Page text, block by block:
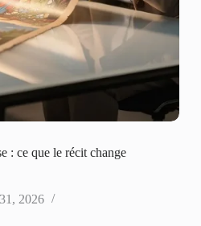
: ce que le récit change
2026